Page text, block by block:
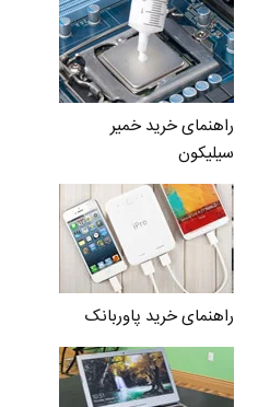
راهنمای خرید خمیر
سیلیکون
راهنمای خرید پاوربانک